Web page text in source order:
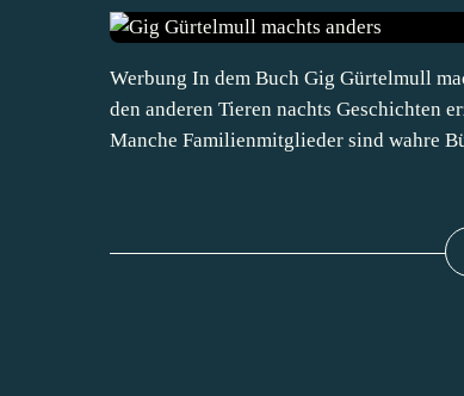
Werbung In dem Buch Gig Gürtelmull
den anderen Tieren nachts Geschichten
Manche Familienmitglieder sind wahre